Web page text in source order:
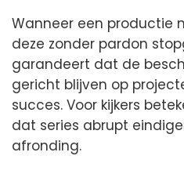
Wanneer een productie
deze zonder pardon
garandeert dat de
gericht blijven op
succes. Voor kijkers
dat series abrupt
afronding.